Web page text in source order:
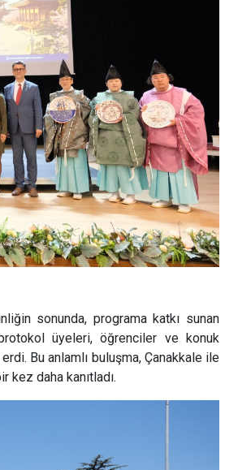
sonunda, programa katkı sunan
üyeleri, öğrenciler ve konuk
Bu anlamlı buluşma, Çanakkale ile
kez daha kanıtladı.